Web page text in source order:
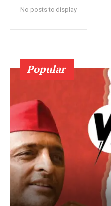
No posts to display
Popular